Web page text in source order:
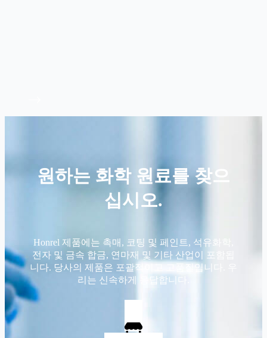
원하는 화학 원료를 찾으
십시오.
Honrel 제품에는 촉매, 코팅 및 페인트, 석유화학,
전자 및 금속 합금, 연마재 및 기타 산업이 포함됩
니다. 당사의 제품은 포괄적이고 고품질입니다. 우
리는 신속하게 응답합니다.